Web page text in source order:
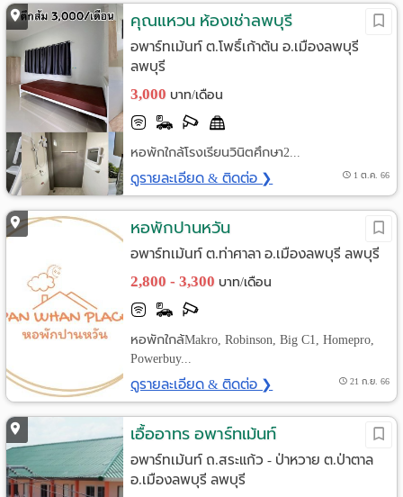
คุณแหวน ห้องเช่าลพบุรี
อพาร์ทเม้นท์ ต.โพธิ์เก้าต้น อ.เมืองลพบุรี
ลพบุรี
3,000 บาท/เดือน
หอพักใกล้โรงเรียนวินิตศึกษา2...
ดูรายละเอียด & ติดต่อ ❯ 1 ต.ค. 66
หอพักปานหวัน
อพาร์ทเม้นท์ ต.ท่าศาลา อ.เมืองลพบุรี ลพบุรี
2,800 - 3,300 บาท/เดือน
หอพักใกล้Makro, Robinson, Big C1, Homepro,
Powerbuy...
ดูรายละเอียด & ติดต่อ ❯ 21 ก.ย. 66
เอื้ออาทร อพาร์ทเม้นท์
อพาร์ทเม้นท์ ถ.สระแก้ว - ป่าหวาย ต.ป่าตาล
อ.เมืองลพบุรี ลพบุรี